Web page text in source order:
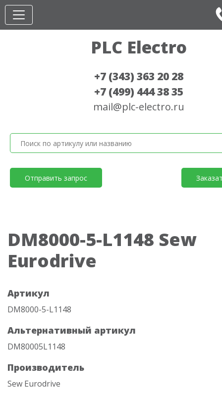
PLC Electro
+7 (343) 363 20 28
+7 (499) 444 38 35
mail@plc-electro.ru
Отправить запрос
DM8000-5-L1148 Sew
Eurodrive
Артикул
DM8000-5-L1148
Альтернативный артикул
DM80005L1148
Производитель
Sew Eurodrive